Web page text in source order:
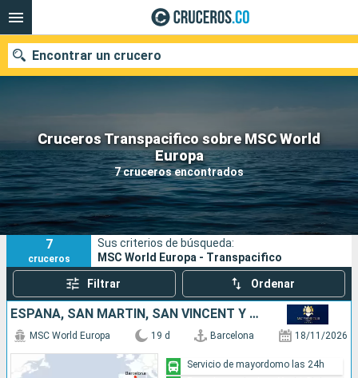
Cruceros Transpacifico sobre MSC World
Europa
7 cruceros encontrados
Encontrar un crucero
Fecha de salida
Buscar
7
cruceros
Sus criterios de búsqueda:
MSC World Europa - Transpacifico
Filtrar Ordenar
ESPAÑA, SAN MARTÍN, SAN VINCENT Y LAS GRANADINAS, BARBADOS, GRENADA
MSC World Europa 19 d Barcelona 18/11/2026
Servicio de mayordomo las 24h